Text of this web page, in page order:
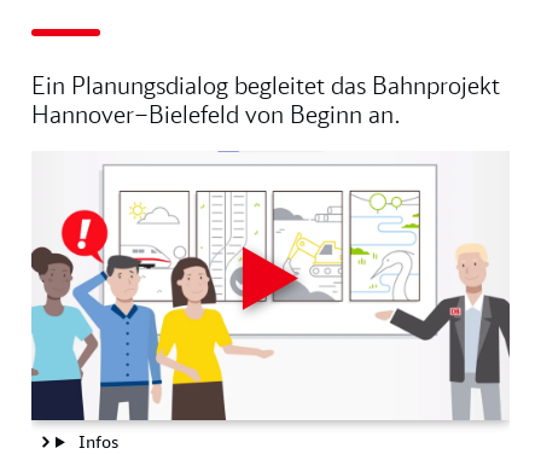
Ein Planungsdialog begleitet das Bahnprojekt
Hannover–Bielefeld von Beginn an.
Infos